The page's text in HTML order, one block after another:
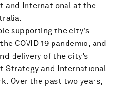
and International at the
supporting the city's
COVID-19 pandemic, and
delivery of the city’s
Strategy and International
Over the past two years,